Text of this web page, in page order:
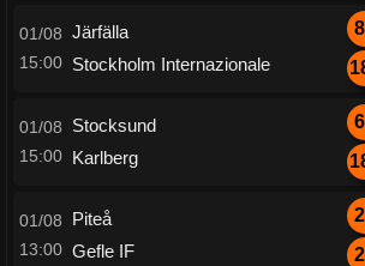
01/08
15:00
Järfälla
Stockholm Internazionale
01/08
15:00
Stocksund
Karlberg
01/08
13:00
Piteå
Gefle IF